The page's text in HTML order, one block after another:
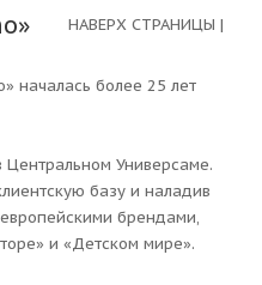
НАВЕРХ СТРАНИЦЫ |
началась более 25 лет
Универсаме.
базу и наладив
брендами,
и «Детском мире».